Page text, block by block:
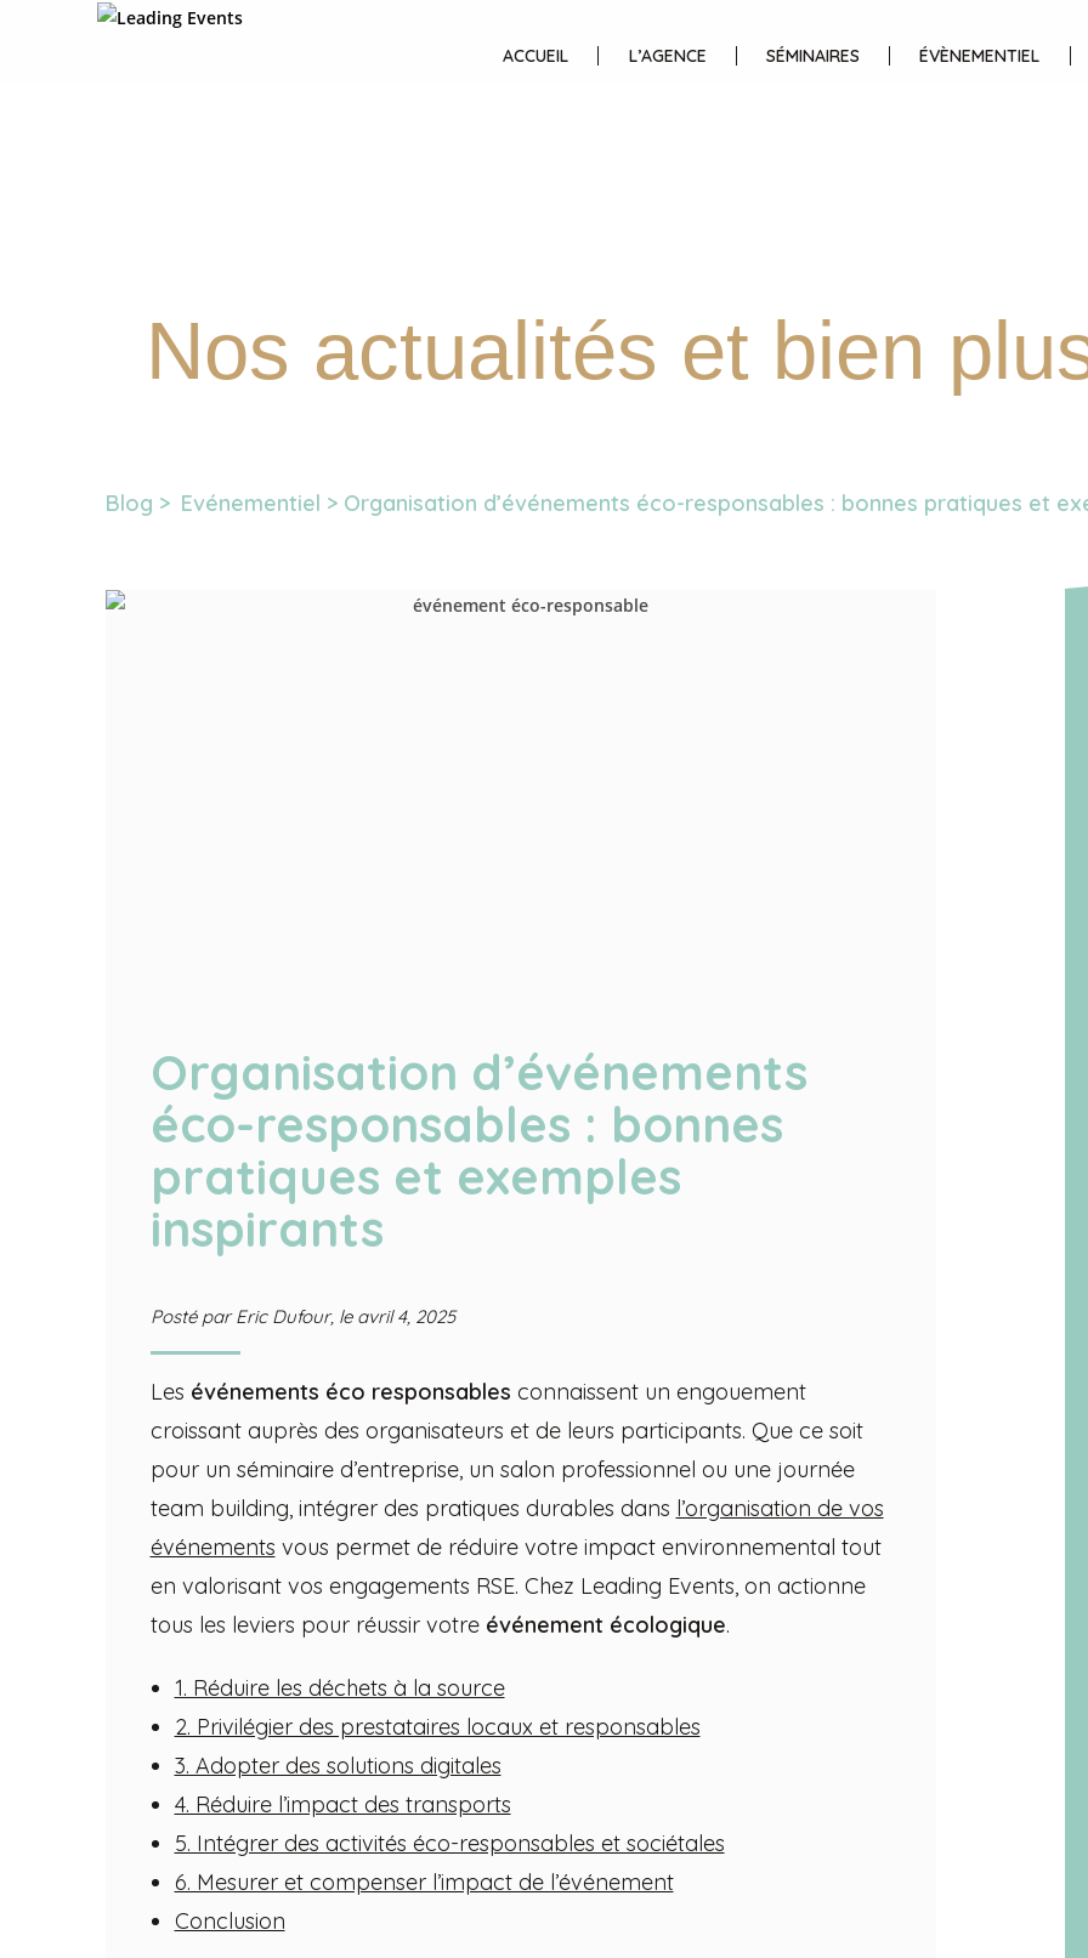
ACCUEIL L’AGENCE SÉMINAIRES ÉVÈNEMENTIEL
Nos actualités et bien
Blog > Evénementiel > Organisation d’événements éco-responsables : bonnes pratiques et
Organisation d’événements
éco-responsables : bonnes
pratiques et exemples
inspirants
Posté parEric Dufour, le avril 4, 2025
Les événements éco responsables connaissent un engouement
croissant auprès des organisateurs et de leurs participants. Que ce soit
pour un séminaire d’entreprise, un salon professionnel ou une journée
team building, intégrer des pratiques durables dans l’organisation de vos
événements vous permet de réduire votre impact environnemental tout
en valorisant vos engagements RSE. Chez Leading Events, on actionne
tous les leviers pour réussir votre événement écologique.
1. Réduire les déchets à la source
2. Privilégier des prestataires locaux et responsables
3. Adopter des solutions digitales
4. Réduire l’impact des transports
5. Intégrer des activités éco-responsables et sociétales
6. Mesurer et compenser l’impact de l’événement
Conclusion